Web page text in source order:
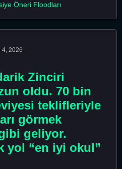
Öneri Floodları
4, 2026
Zinciri
oldu. 70 bin
teklifleriyle
görmek
geliyor.
yol “en iyi okul”